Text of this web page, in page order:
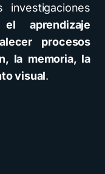
investigaciones
el aprendizaje
procesos
la memoria, la
visual.